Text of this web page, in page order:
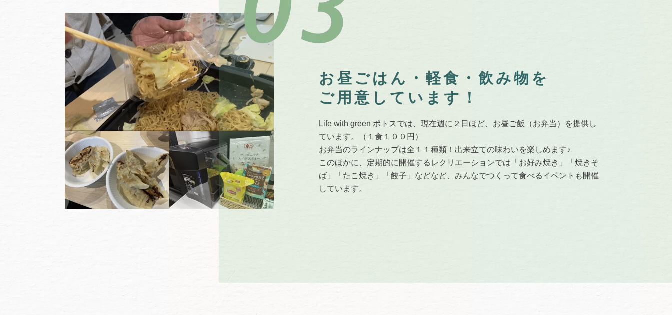
お昼ごはん・軽食・飲み物を
ご用意しています！
Life with green ポトスでは、現在週に２日ほど、お昼ご飯（お弁当）を提供し
ています。（１食１００円）
お弁当のラインナップは全１１種類！出来立ての味わいを楽しめます♪
このほかに、定期的に開催するレクリエーションでは「お好み焼き」「焼きそ
ば」「たこ焼き」「餃子」などなど、みんなでつくって食べるイベントも開催
しています。